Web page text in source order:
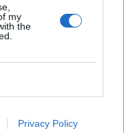
my
the
Privacy Policy